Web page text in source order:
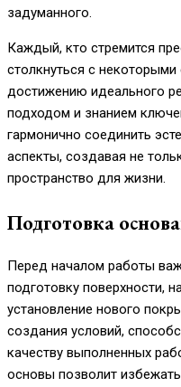
задуманного.
Каждый, кто стремится
столкнуться с
достижению идеального
подходом и знанием
гармонично соединить
аспекты, создавая не
пространство для жизни.
Подготовка
Перед началом работы
подготовку поверхности,
установление нового
создания условий,
качеству выполненных
основы позволит